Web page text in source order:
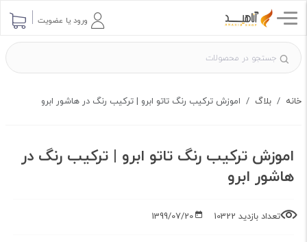
ورود یا عضویت
خانه بلاگ اموزش ترکیب رنگ تاتو ابرو | ترکیب رنگ در هاشور ابرو
اموزش ترکیب رنگ تاتو ابرو | ترکیب رنگ در
هاشور ابرو
تعداد بازدید 10322 1399/07/20
ارسال پرسش